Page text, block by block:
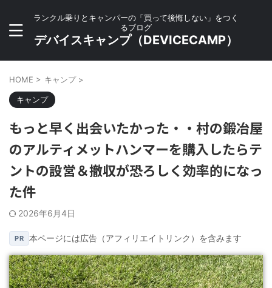
ランクル乗りとキャンパーの「買って後悔しない」をつく
るブログ
デバイスキャンプ（DEVICECAMP）
HOME > キャンプ >
キャンプ
もっと早く出会いたかった・・村の鍛冶屋
のアルティメットハンマーを購入したらテ
ントの設営＆撤収が恐ろしく効率的になっ
た件
2026年6月4日
PR 本ページには広告（アフィリエイトリンク）を含みます